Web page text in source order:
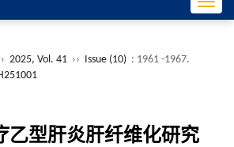
2025, Vol. 41 ›› Issue (10) : 1961 -1967.
乙型肝炎肝纤维化研究